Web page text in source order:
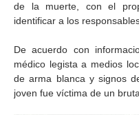
de la muerte, con el
identificar a los
De acuerdo con
médico legista a medios
de arma blanca y signos
joven fue víctima de un